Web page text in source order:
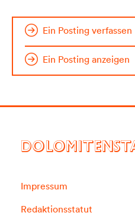
Ein Posting verfassen
Ein Posting anzeigen
Impressum
Redaktionsstatut